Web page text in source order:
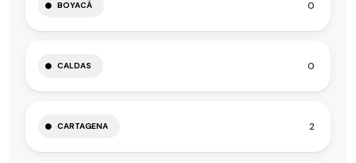
BOYACÁ 0
CALDAS 0
CARTAGENA 2